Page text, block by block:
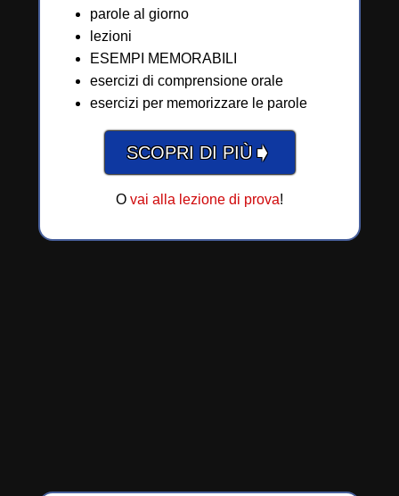
parole al giorno
lezioni
ESEMPI MEMORABILI
esercizi di comprensione orale
esercizi per memorizzare le parole
SCOPRI DI PIÙ➧
O vai alla lezione di prova!